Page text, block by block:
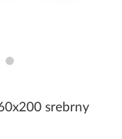
srebrny